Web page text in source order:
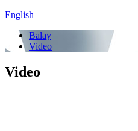
English
Balay
Video
Video